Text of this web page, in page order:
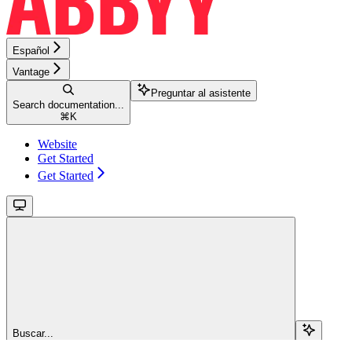
Español
Vantage
Search documentation...
⌘ K
Preguntar al asistente
Website
Get Started
Get Started
Buscar...